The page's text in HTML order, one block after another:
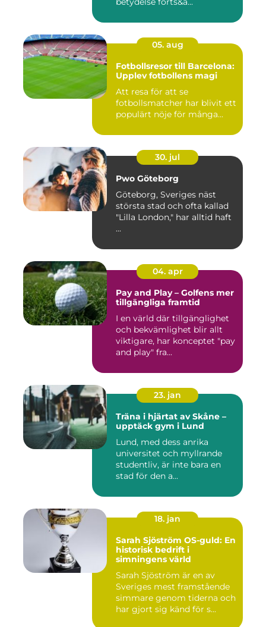
05. aug
Fotbollsresor till Barcelona:
Upplev fotbollens magi
Att resa för att se
fotbollsmatcher har blivit ett
populärt nöje för många...
30. jul
Pwo Göteborg
Göteborg, Sveriges näst
största stad och ofta kallad
"Lilla London," har alltid haft
...
04. apr
Pay and Play – Golfens mer
tillgängliga framtid
I en värld där tillgänglighet
och bekvämlighet blir allt
viktigare, har konceptet "pay
and play" fra...
23. jan
Träna i hjärtat av Skåne –
upptäck gym i Lund
Lund, med dess anrika
universitet och myllrande
studentliv, är inte bara en
stad för den a...
18. jan
Sarah Sjöström OS-guld: En
historisk bedrift i
simningens värld
Sarah Sjöström är en av
Sveriges mest framstående
simmare genom tiderna och
har gjort sig känd för s...